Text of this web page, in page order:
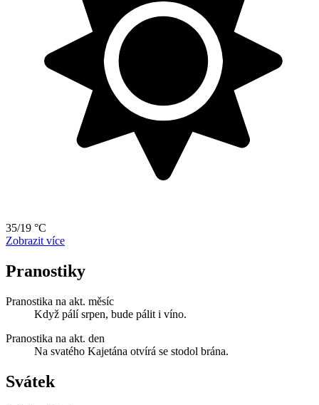
35/19 °C
Zobrazit více
Pranostiky
Pranostika na akt. měsíc
Když pálí srpen, bude pálit i víno.
Pranostika na akt. den
Na svatého Kajetána otvírá se stodol brána.
Svátek